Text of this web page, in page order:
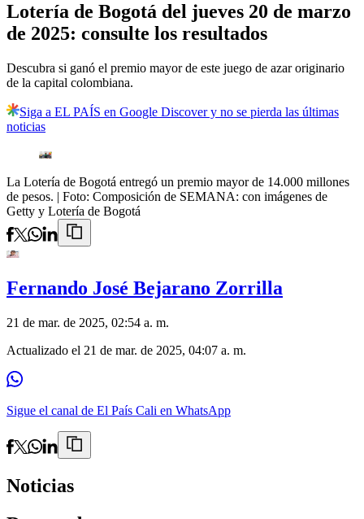
Lotería de Bogotá del jueves 20 de marzo
de 2025: consulte los resultados
Descubra si ganó el premio mayor de este juego de azar originario
de la capital colombiana.
Siga a EL PAÍS en Google Discover y no se pierda las últimas
noticias
La Lotería de Bogotá entregó un premio mayor de 14.000 millones
de pesos. | Foto: Composición de SEMANA: con imágenes de
Getty y Lotería de Bogotá
Fernando José Bejarano Zorrilla
21 de mar. de 2025, 02:54 a. m.
Actualizado el 21 de mar. de 2025, 04:07 a. m.
Sigue el canal de El País Cali en WhatsApp
Noticias